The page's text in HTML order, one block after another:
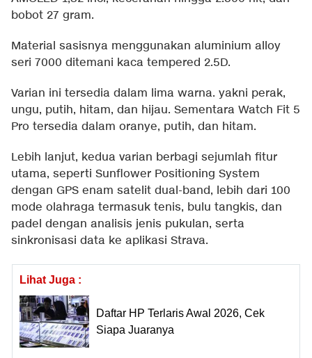
bobot 27 gram.
Material sasisnya menggunakan aluminium alloy
seri 7000 ditemani kaca tempered 2.5D.
Varian ini tersedia dalam lima warna. yakni perak,
ungu, putih, hitam, dan hijau. Sementara Watch Fit 5
Pro tersedia dalam oranye, putih, dan hitam.
Lebih lanjut, kedua varian berbagi sejumlah fitur
utama, seperti Sunflower Positioning System
dengan GPS enam satelit dual-band, lebih dari 100
mode olahraga termasuk tenis, bulu tangkis, dan
padel dengan analisis jenis pukulan, serta
sinkronisasi data ke aplikasi Strava.
Lihat Juga :
Daftar HP Terlaris Awal 2026, Cek
Siapa Juaranya